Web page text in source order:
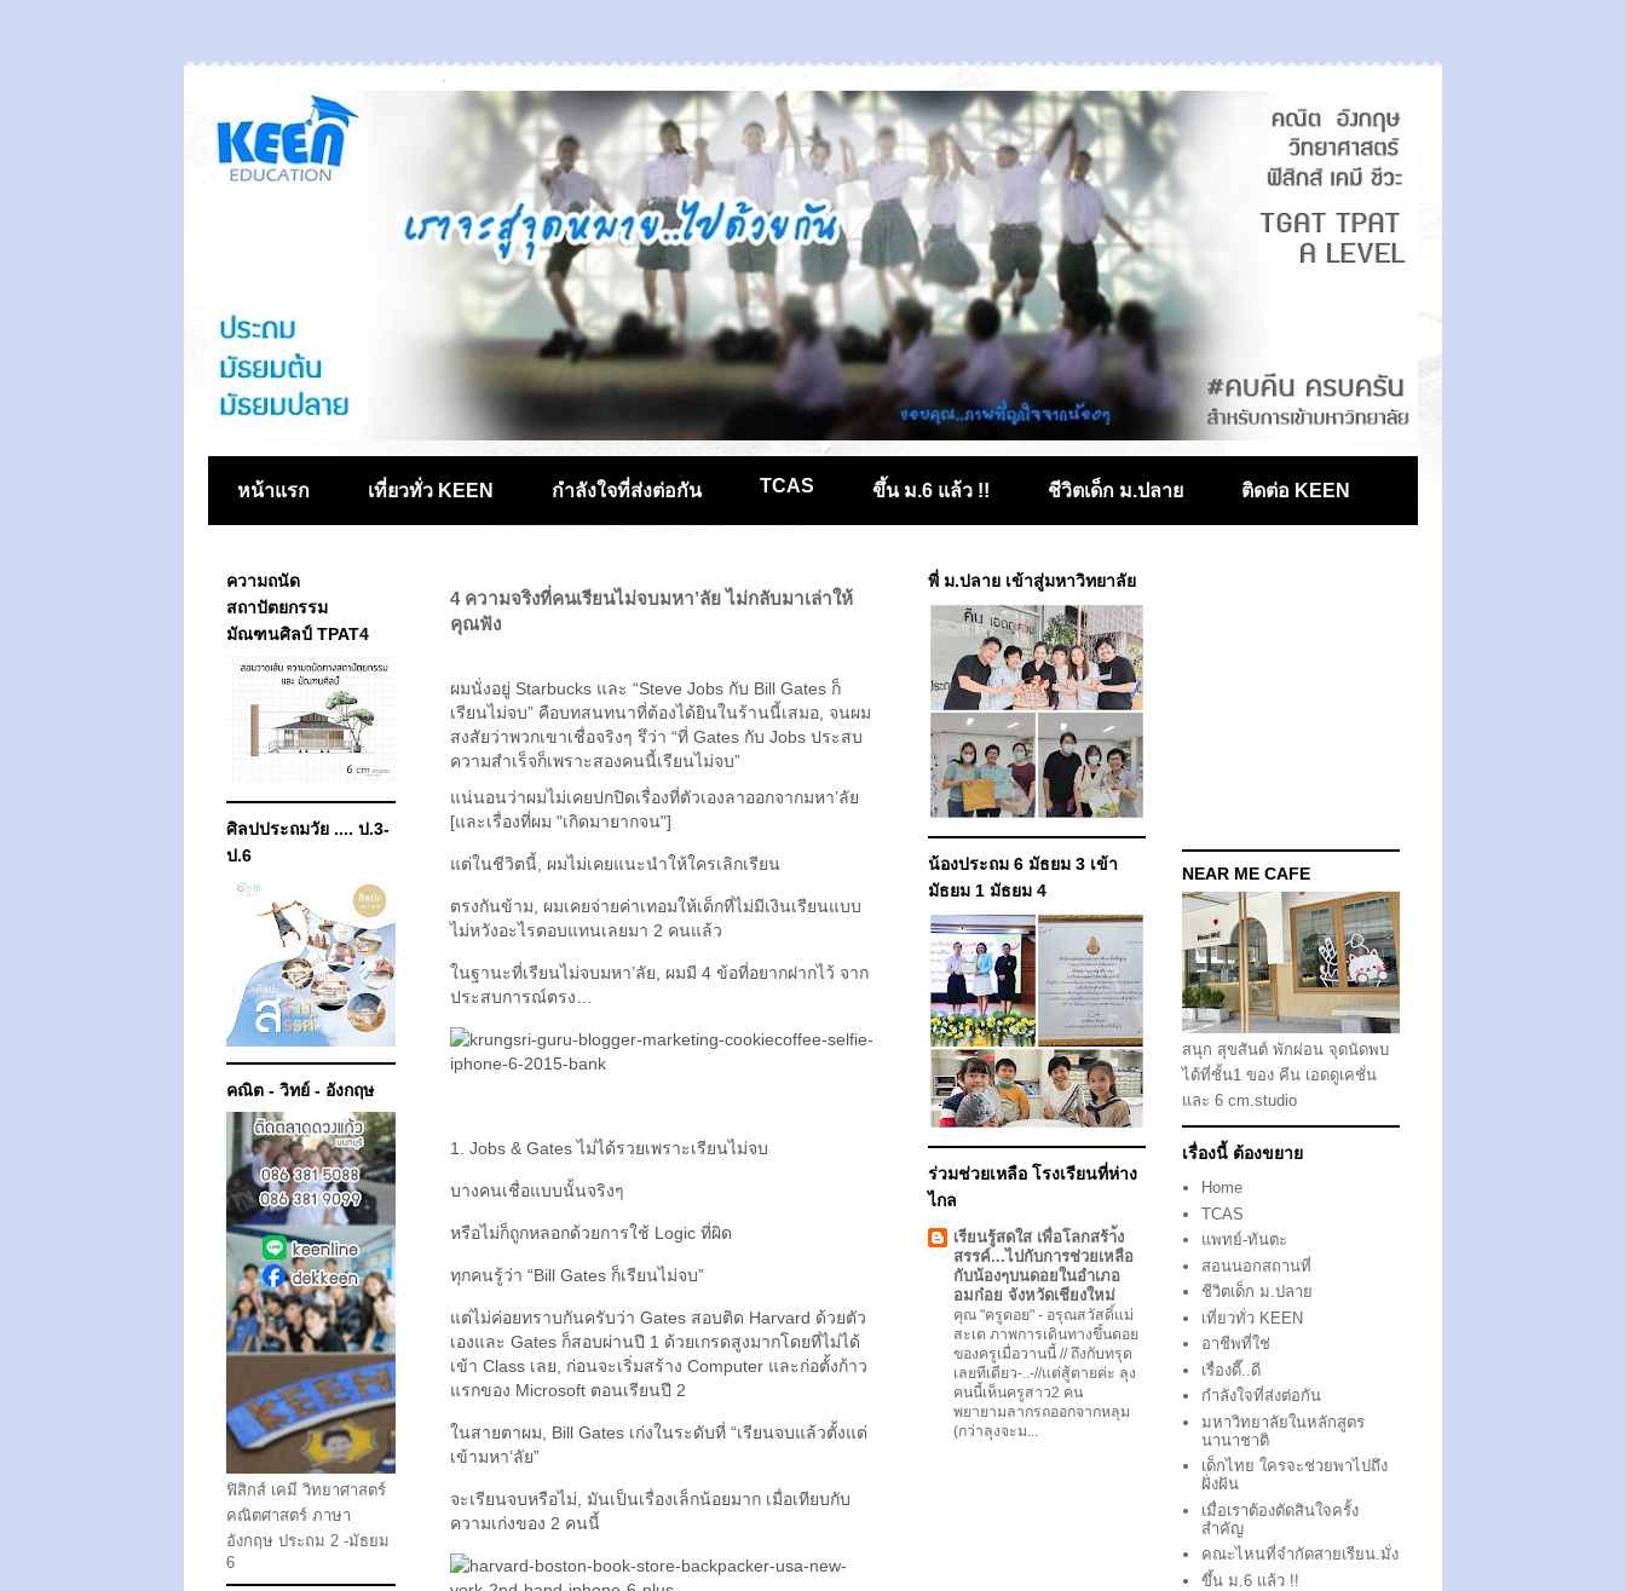
หน้าแรก เที่ยวทั่ว KEEN กำลังใจที่ส่งต่อกัน TCAS ขึ้น ม.6 แล้ว !! ชีวิตเด็ก ม.ปลาย ติดต่อ KEEN
4 ความจริงที่คนเรียนไม่จบมหา’ลัย ไม่กลับมาเล่าให้
คุณฟัง
ผมนั่งอยู่ Starbucks และ “Steve Jobs กับ Bill Gates ก็
เรียนไม่จบ” คือบทสนทนาที่ต้องได้ยินในร้านนี้เสมอ, จนผม
สงสัยว่าพวกเขาเชื่อจริงๆ รึว่า “ที่ Gates กับ Jobs ประสบ
ความสำเร็จก็เพราะสองคนนี้เรียนไม่จบ”
แน่นอนว่าผมไม่เคยปกปิดเรื่องที่ตัวเองลาออกจากมหา’ลัย
[และเรื่องที่ผม "เกิดมายากจน"]
แต่ในชีวิตนี้, ผมไม่เคยแนะนำให้ใครเลิกเรียน
ตรงกันข้าม, ผมเคยจ่ายค่าเทอมให้เด็กที่ไม่มีเงินเรียนแบบ
ไม่หวังอะไรตอบแทนเลยมา 2 คนแล้ว
ในฐานะที่เรียนไม่จบมหา’ลัย, ผมมี 4 ข้อที่อยากฝากไว้ จาก
ประสบการณ์ตรง…
1. Jobs & Gates ไม่ได้รวยเพราะเรียนไม่จบ
บางคนเชื่อแบบนั้นจริงๆ
หรือไม่ก็ถูกหลอกด้วยการใช้ Logic ที่ผิด
ทุกคนรู้ว่า “Bill Gates ก็เรียนไม่จบ”
แต่ไม่ค่อยทราบกันครับว่า Gates สอบติด Harvard ด้วยตัว
เองและ Gates ก็สอบผ่านปี 1 ด้วยเกรดสูงมากโดยที่ไม่ได้
เข้า Class เลย, ก่อนจะเริ่มสร้าง Computer และก่อตั้งก้าว
แรกของ Microsoft ตอนเรียนปี 2
ในสายตาผม, Bill Gates เก่งในระดับที่ “เรียนจบแล้วตั้งแต่
เข้ามหา’ลัย”
จะเรียนจบหรือไม่, มันเป็นเรื่องเล็กน้อยมาก เมื่อเทียบกับ
ความเก่งของ 2 คนนี้
ความถนัด
สถาปัตยกรรม
มัณฑนศิลป์ TPAT4
ศิลปประถมวัย .... ป.3-
ป.6
คณิต - วิทย์ - อังกฤษ
ฟิสิกส์ เคมี วิทยาศาสตร์
คณิตศาสตร์ ภาษา
อังกฤษ ประถม 2 -มัธยม
6
พี่ ม.ปลาย เข้าสู่มหาวิทยาลัย
น้องประถม 6 มัธยม 3 เข้า
มัธยม 1 มัธยม 4
ร่วมช่วยเหลือ โรงเรียนที่ห่าง
ไกล
เรียนรู้สดใส เพื่อโลกสร้า้ง
สรรค์...ไปกับการช่วยเหลือ
กับน้องๆบนดอยในอำเภอ
อมก๋อย จังหวัดเชียงใหม่
คุณ "ครูดอย" - อรุณสวัสดิ์แม่
สะเต ภาพการเดินทางขึ้นดอย
ของครูเมื่อวานนี้ // ถึงกับทรุด
เลยทีเดียว-..-//แต่สู้ตายค่ะ ลุง
คนนี้เห็นครูสาว2 คน
พยายามลากรถออกจากหลุม
(กว่าลุงจะม...
NEAR ME CAFE
สนุก สุขสันต์ พักผ่อน จุดนัดพบ
ได้ที่ชั้น1 ของ คีน เอดดูเคชั่น
และ 6 cm.studio
เรื่องนี้ ต้องขยาย
Home
TCAS
แพทย์-ทันตะ
สอนนอกสถานที่
ชีวิตเด็ก ม.ปลาย
เที่ยวทั่ว KEEN
อาชีพที่ใช่
เรื่องดี๊..ดี
กำลังใจที่ส่งต่อกัน
มหาวิทยาลัยในหลักสูตร
นานาชาติ
เด็กไทย ใครจะช่วยพาไปถึง
ฝั่งฝัน
เมื่อเราต้องตัดสินใจครั้ง
สำคัญ
คณะไหนที่จำกัดสายเรียน.มั่ง
ขึ้น ม.6 แล้ว !!